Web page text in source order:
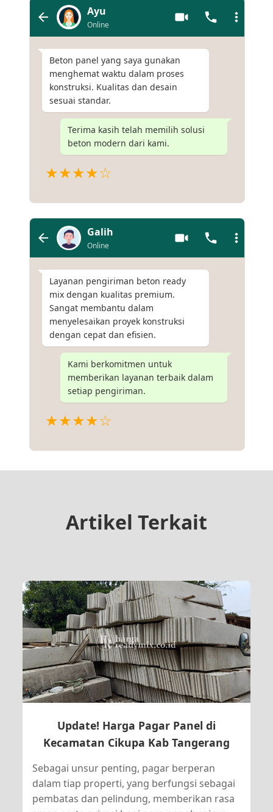
Ayu
Online
Beton panel yang saya gunakan
menghemat waktu dalam proses
konstruksi. Kualitas dan desain
sesuai standar.
Terima kasih telah memilih solusi
beton modern dari kami.
★★★★☆
Galih
Online
Layanan pengiriman beton ready
mix dengan kualitas premium.
Sangat membantu dalam
menyelesaikan proyek konstruksi
dengan cepat dan efisien.
Kami berkomitmen untuk
memberikan layanan terbaik dalam
setiap pengiriman.
★★★★☆
Artikel Terkait
Update! Harga Pagar Panel di
Kecamatan Cikupa Kab Tangerang
Sebagai unsur penting, pagar berperan
dalam tiap properti, yang berfungsi sebagai
pembatas dan pelindung, memberikan rasa